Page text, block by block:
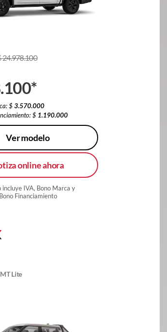
24.978.100
*
$ 3.570.000
$ 1.190.000
Ver modelo
online ahora
incluye IVA, Bono Marca y
Bono Financiamiento
Lite